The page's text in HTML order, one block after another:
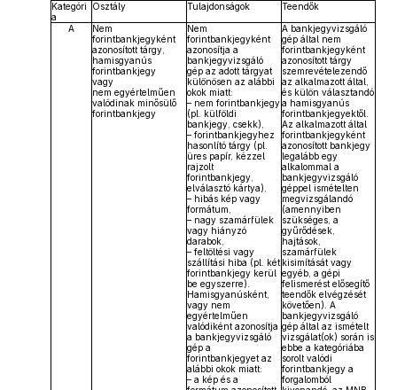
Kategóri
a
Osztály Tulajdonságok Teendők
A
Nem
forintbankjegyként
azonosított tárgy,
hamisgyanús
forintbankjegy
vagy
nem egyértelműen
valódinak minősülő
forintbankjegy
Nem
forintbankjegyként
azonosítja a
bankjegyvizsgáló
gép az adott tárgyat
különösen az alábbi
okok miatt:
– nem forintbankjegy
(pl. külföldi
bankjegy, csekk),
– forintbankjegyhez
hasonlító tárgy (pl.
üres papír, kézzel
rajzolt
forintbankjegy,
elválasztó kártya),
– hibás kép vagy
formátum,
– nagy szamárfülek
vagy hiányzó
darabok,
– feltöltési vagy
szállítási hiba (pl. két
forintbankjegy kerül
be egyszerre).
Hamisgyanúsként,
vagy nem
egyértelműen
valódiként azonosítja
a bankjegyvizsgáló
gép a
forintbankjegyet az
alábbi okok miatt:
– a kép és a
A bankjegyvizsgáló
gép által nem
forintbankjegyként
azonosított tárgy
szemrevételezendő
az alkalmazott által,
és külön választandó
a hamisgyanús
forintbankjegyektől.
Az alkalmazott által
forintbankjegyként
azonosított bankjegy
legalább egy
alkalommal a
bankjegyvizsgáló
géppel ismételten
megvizsgálandó
(amennyiben
szükséges, a
gyűrődések,
hajtások,
szamárfülek
kisimítását vagy
egyéb, a gépi
felismerést elősegítő
teendők elvégzését
követően). A
bankjegyvizsgáló
gép által az ismételt
vizsgálat(ok) során is
ebbe a kategóriába
sorolt valódi
forintbankjegy a
forgalomból